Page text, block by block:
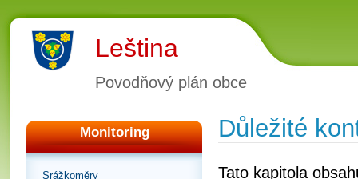
Leština
Povodňový plán obce
Monitoring
Srážkoměry
Důležité
Tato kapitola